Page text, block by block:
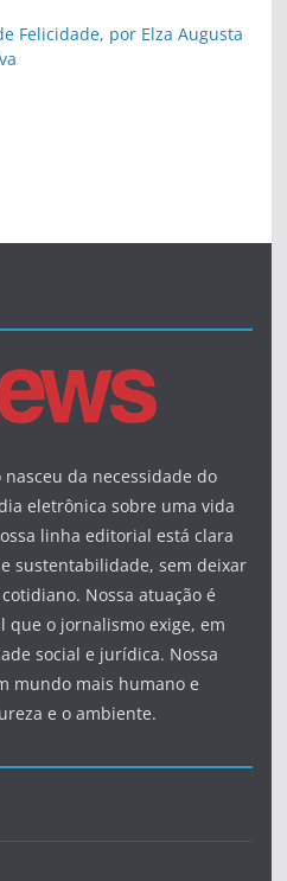
Felicidade, por Elza Augusta
da necessidade do
eletrônica sobre uma vida
linha editorial está clara
sustentabilidade, sem deixar
Nossa atuação é
que o jornalismo exige, em
social e jurídica. Nossa
mundo mais humano e
e o ambiente.